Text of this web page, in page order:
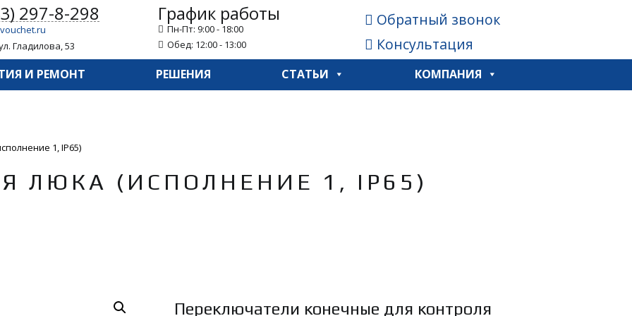
297-8-298
Гладилова, 53
График работы
Пн-Пт: 9:00 - 18:00
Обед: 12:00 - 13:00
Обратный звонок
Консультация
И РЕМОНТ РЕШЕНИЯ СТАТЬИ КОМПАНИЯ
1, IP65)
ЛЮКА (ИСПОЛНЕНИЕ 1, IP65)
Переключатели конечные для контроля